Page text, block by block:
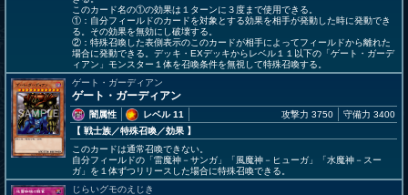
このカード名の①の効果は１ターンに３度まで使用できる。
①：自分フィールドのカードを対象とする効果を相手が発動した時に発動でき
る。その効果を無効にし破壊する。
②：特殊召喚した表側表示のこのカードが相手によってフィールドから離れた
場合に発動できる。デッキ・EXデッキからレベル１１以下の「ゲート・ガーデ
ィアン」モンスター１体を召喚条件を無視して特殊召喚する。
ゲート・ガーディアン
ゲート・ガーディアン
闇属性
レベル 11
【 戦士族／特殊召喚／効果 】
攻撃力 3750 守備力 3400
このカードは通常召喚できない。
自分フィールドの「雷魔神－サンガ」「風魔神－ヒューガ」「水魔神－スー
ガ」を１体ずつリリースした場合に特殊召喚できる。
じらいグモのえじき